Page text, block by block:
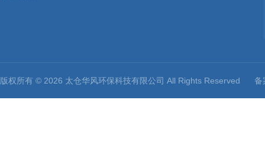
版权所有 © 2026 太仓华风环保科技有限公司 All Rights Reserved 备